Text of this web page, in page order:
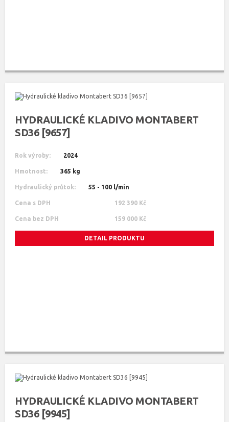
HYDRAULICKÉ KLADIVO MONTABERT
SD36 [9657]
Rok výroby: 2024
Hmotnost: 365 kg
Hydraulický průtok: 55 - 100 l/min
Cena s DPH 192 390 Kč
Cena bez DPH 159 000 Kč
DETAIL PRODUKTU
HYDRAULICKÉ KLADIVO MONTABERT
SD36 [9945]